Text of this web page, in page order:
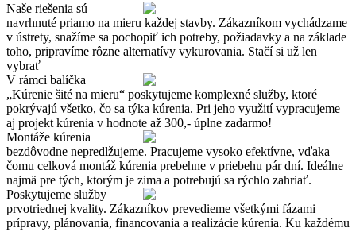
Naše riešenia sú
navrhnuté priamo na mieru každej stavby. Zákazníkom vychádzame
v ústrety, snažíme sa pochopiť ich potreby, požiadavky a na základe
toho, pripravíme rôzne alternatívy vykurovania. Stačí si už len
vybrať
V rámci balíčka
„Kúrenie šité na mieru“ poskytujeme komplexné služby, ktoré
pokrývajú všetko, čo sa týka kúrenia. Pri jeho využití vypracujeme
aj projekt kúrenia v hodnote až 300,- úplne zadarmo!
Montáže kúrenia
bezdôvodne nepredlžujeme. Pracujeme vysoko efektívne, vďaka
čomu celková montáž kúrenia prebehne v priebehu pár dní. Ideálne
najmä pre tých, ktorým je zima a potrebujú sa rýchlo zahriať.
Poskytujeme služby
prvotriednej kvality. Zákazníkov prevedieme všetkými fázami
prípravy, plánovania, financovania a realizácie kúrenia. Ku každému